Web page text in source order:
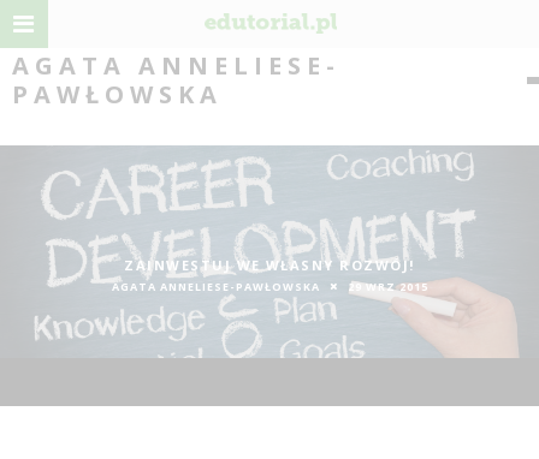
AGATA ANNELIESE-
PAWŁOWSKA
ZAINWESTUJ WE WŁASNY ROZWÓJ!
AGATA ANNELIESE-PAWŁOWSKA 29 WRZ 2015